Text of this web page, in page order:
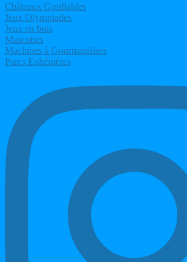
Châteaux Gonflables
Jeux Olympiades
Jeux en bois
Mascottes
Machines à Gourmandises
Parcs Ephémères